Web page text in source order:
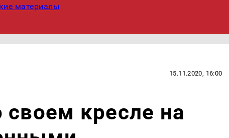
материалы
15.11.2020, 16:00
кресле на